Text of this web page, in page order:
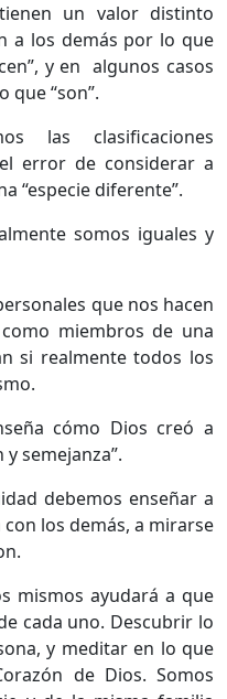
un valor distinto
a los demás por lo que
y en algunos casos
“son”.
las clasificaciones
error de considerar a
“especie diferente”.
somos iguales y
que nos hacen
miembros de una
si realmente todos los
cómo Dios creó a
semejanza”.
debemos enseñar a
los demás, a mirarse
mismos ayudará a que
cada uno. Descubrir lo
y meditar en lo que
de Dios. Somos